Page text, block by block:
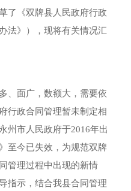
了《双牌县人民政府行政
法》）
， 现将有关情况汇
、面广 ， 数额大 ， 需要依
行政合同管理暂未制定相
永州市人民政府于2016年出
至今已失效 ， 为规范双牌
管理过程中出现的新情
指示 ， 结合我县合同管理